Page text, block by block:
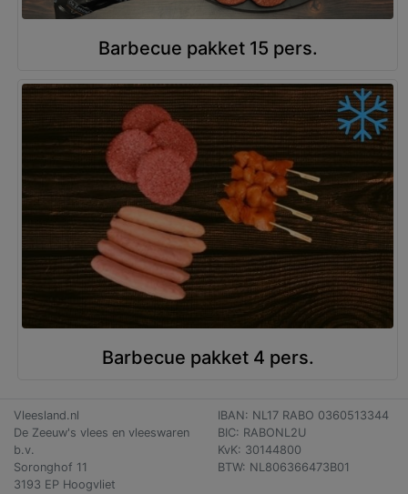
Barbecue pakket 15 pers.
Barbecue pakket 4 pers.
Vleesland.nl
De Zeeuw's vlees en vleeswaren
b.v.
Soronghof 11
3193 EP Hoogvliet
IBAN: NL17 RABO 0360513344
BIC: RABONL2U
KvK: 30144800
BTW: NL806366473B01